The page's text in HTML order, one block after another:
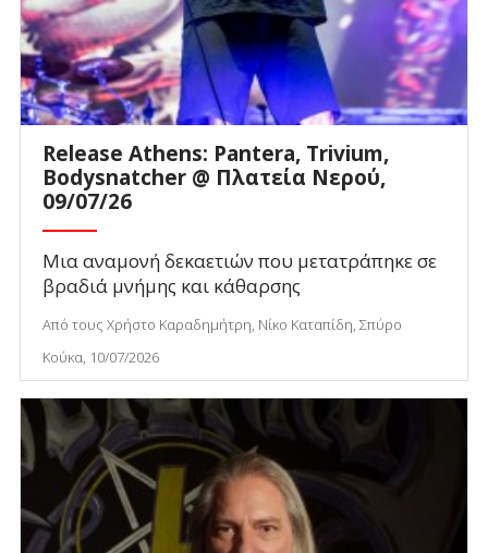
Release Athens: Pantera, Trivium,
Bodysnatcher @ Πλατεία Νερού,
09/07/26
Μια αναμονή δεκαετιών που μετατράπηκε σε
βραδιά μνήμης και κάθαρσης
Από τους Χρήστο Καραδημήτρη, Νίκο Καταπίδη, Σπύρο
Κούκα, 10/07/2026